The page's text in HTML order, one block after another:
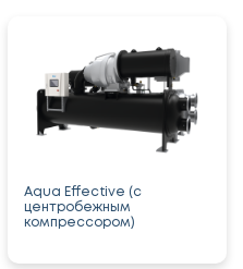
Aqua Effective (с
центробежным
компрессором)